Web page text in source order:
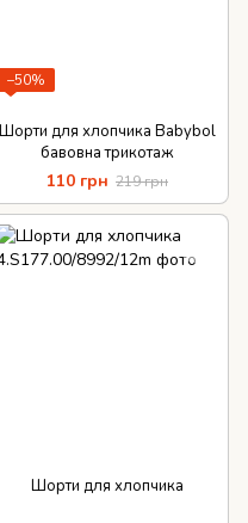
−50%
Шорти для хлопчика Babybol
бавовна трикотаж
110 грн 219 грн
Шорти для хлопчика